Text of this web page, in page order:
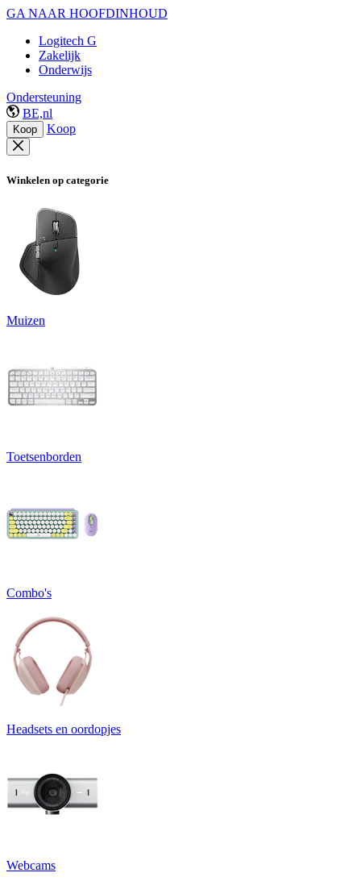
GA NAAR HOOFDINHOUD
Logitech G
Zakelijk
Onderwijs
Ondersteuning
BE,nl
Koop Koop
Winkelen op categorie
Muizen
Toetsenborden
Combo's
Headsets en oordopjes
Webcams